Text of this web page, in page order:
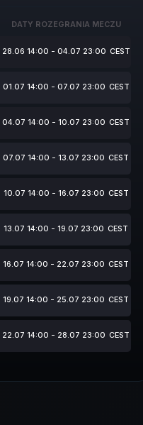
DATY ROZEGRANIA MECZU
28.06 14:00 - 04.07 23:00 CEST
01.07 14:00 - 07.07 23:00 CEST
04.07 14:00 - 10.07 23:00 CEST
07.07 14:00 - 13.07 23:00 CEST
10.07 14:00 - 16.07 23:00 CEST
13.07 14:00 - 19.07 23:00 CEST
16.07 14:00 - 22.07 23:00 CEST
19.07 14:00 - 25.07 23:00 CEST
22.07 14:00 - 28.07 23:00 CEST